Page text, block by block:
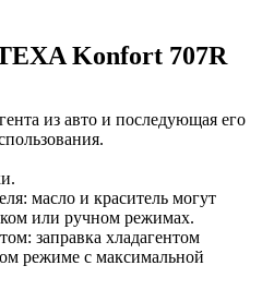
Konfort 707R
из авто и последующая его
масло и краситель могут
или ручном режимах.
заправка хладагентом
режиме с максимальной